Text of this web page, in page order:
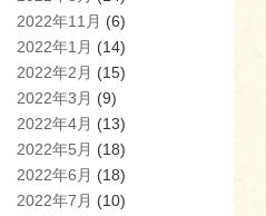
2022年11月 (6)
2022年1月 (14)
2022年2月 (15)
2022年3月 (9)
2022年4月 (13)
2022年5月 (18)
2022年6月 (18)
2022年7月 (10)